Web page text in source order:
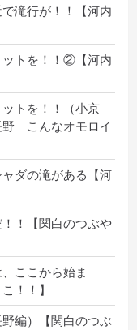
滝行が！！【河内
ットを！！②【河内
トを！！（小京
野 こんなオモロイ
ダの滝がある【河
！【関白のつぶや
ここから始ま
！！】
編）【関白のつぶ